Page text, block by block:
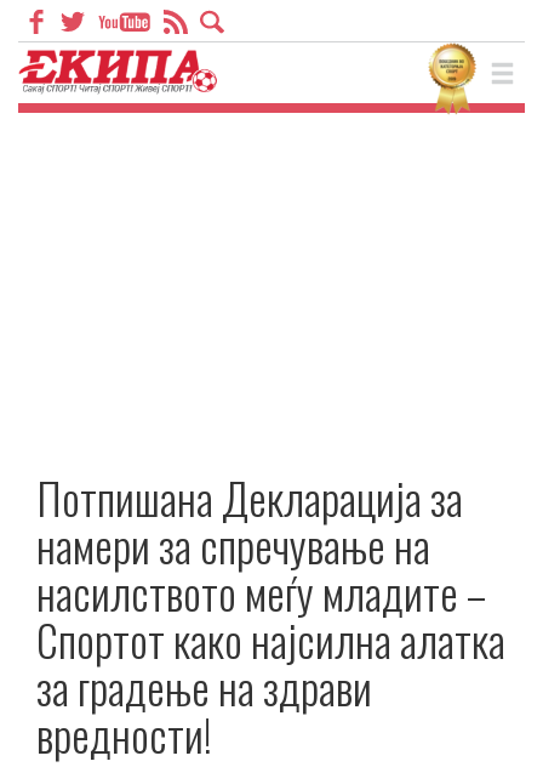
Потпишана Декларација за
намери за спречување на
насилството меѓу младите –
Спортот како најсилна алатка
за градење на здрави
вредности!